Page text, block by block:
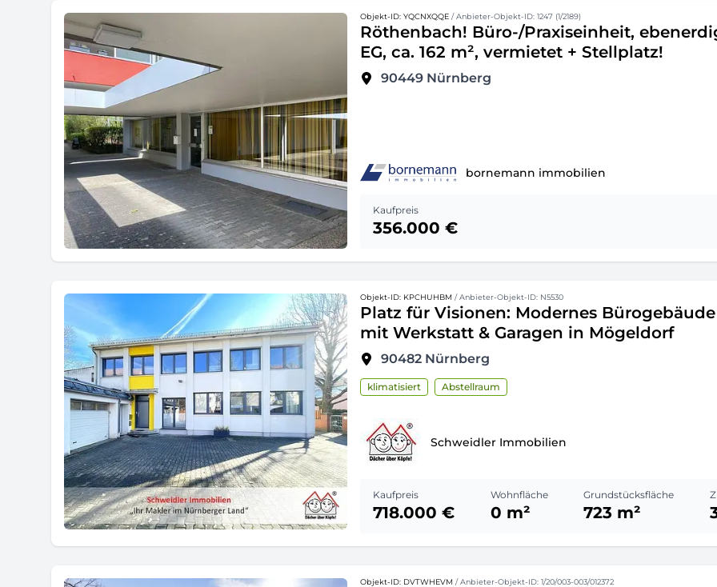
Objekt-ID: YQCNXQQE / Anbieter-Objekt-ID: 1247 (1/2189)
Röthenbach! Büro-/Praxiseinheit,
EG, ca. 162 m², vermietet + Stellplatz!
90449 Nürnberg
bornemann immobilien
Kaufpreis
356.000 €
Objekt-ID: KPCHUHBM / Anbieter-Objekt-ID: N5530
Platz für Visionen: Modernes Bürogebäude
mit Werkstatt & Garagen in Mögeldorf
90482 Nürnberg
klimatisiert Abstellraum
Schweidler Immobilien
Kaufpreis
718.000 €
Wohnfläche
0 m²
Grundstücksfläche
723 m²
Objekt-ID: DVTWHEVM / Anbieter-Objekt-ID: 1/20/003-003/012372